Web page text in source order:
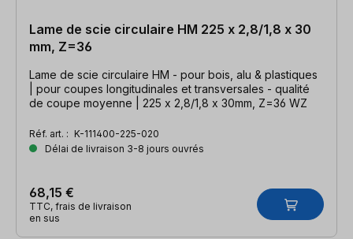
Lame de scie circulaire HM 225 x 2,8/1,8 x 30
mm, Z=36
Lame de scie circulaire HM - pour bois, alu & plastiques
| pour coupes longitudinales et transversales - qualité
de coupe moyenne | 225 x 2,8/1,8 x 30mm, Z=36 WZ
Réf. art. : K-111400-225-020
Délai de livraison 3-8 jours ouvrés
68,15 €
TTC, frais de livraison
en sus